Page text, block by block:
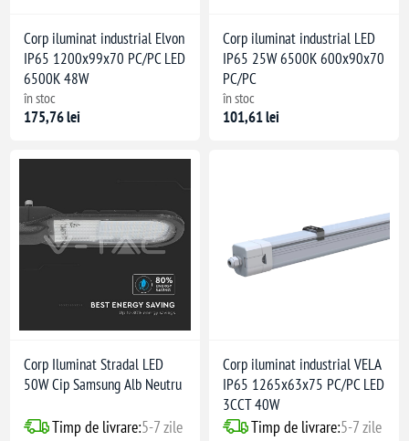
Corp iluminat industrial Elvon
IP65 1200x99x70 PC/PC LED
6500K 48W
în stoc
175,76 lei
Corp iluminat industrial LED
IP65 25W 6500K 600x90x70
PC/PC
în stoc
101,61 lei
Corp Iluminat Stradal LED
50W Cip Samsung Alb Neutru
Timp de livrare:5-7 zile
Corp iluminat industrial VELA
IP65 1265x63x75 PC/PC LED
3CCT 40W
Timp de livrare:5-7 zile